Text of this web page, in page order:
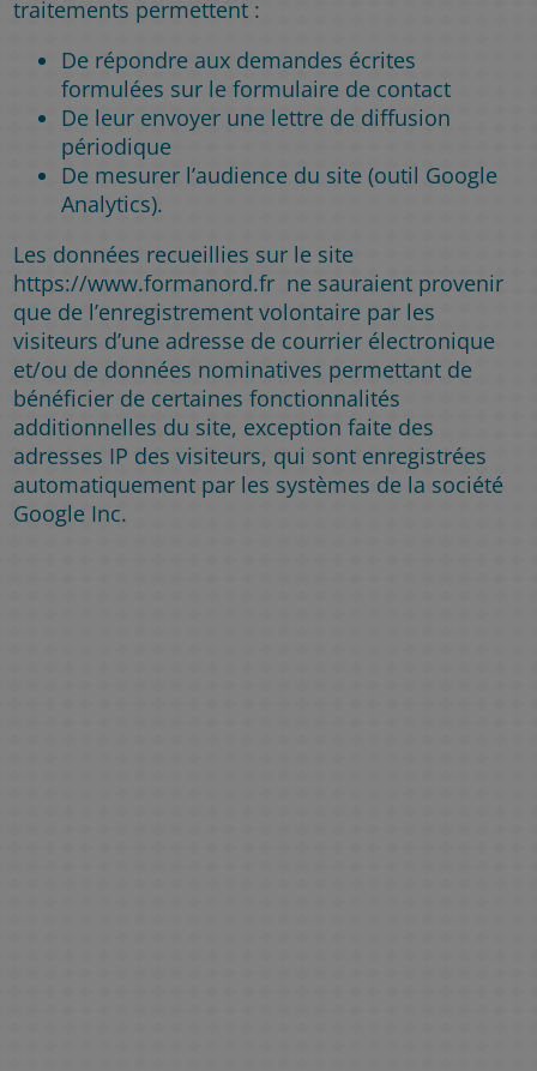
traitements permettent :
De répondre aux demandes écrites
formulées sur le formulaire de contact
De leur envoyer une lettre de diffusion
périodique
De mesurer l’audience du site (outil Google
Analytics).
Les données recueillies sur le site
https://www.formanord.fr ne sauraient provenir
que de l’enregistrement volontaire par les
visiteurs d’une adresse de courrier électronique
et/ou de données nominatives permettant de
bénéficier de certaines fonctionnalités
additionnelles du site, exception faite des
adresses IP des visiteurs, qui sont enregistrées
automatiquement par les systèmes de la société
Google Inc.